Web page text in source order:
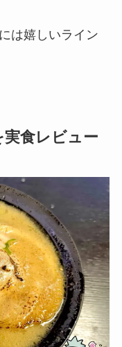
は嬉しいライン
食レビュー